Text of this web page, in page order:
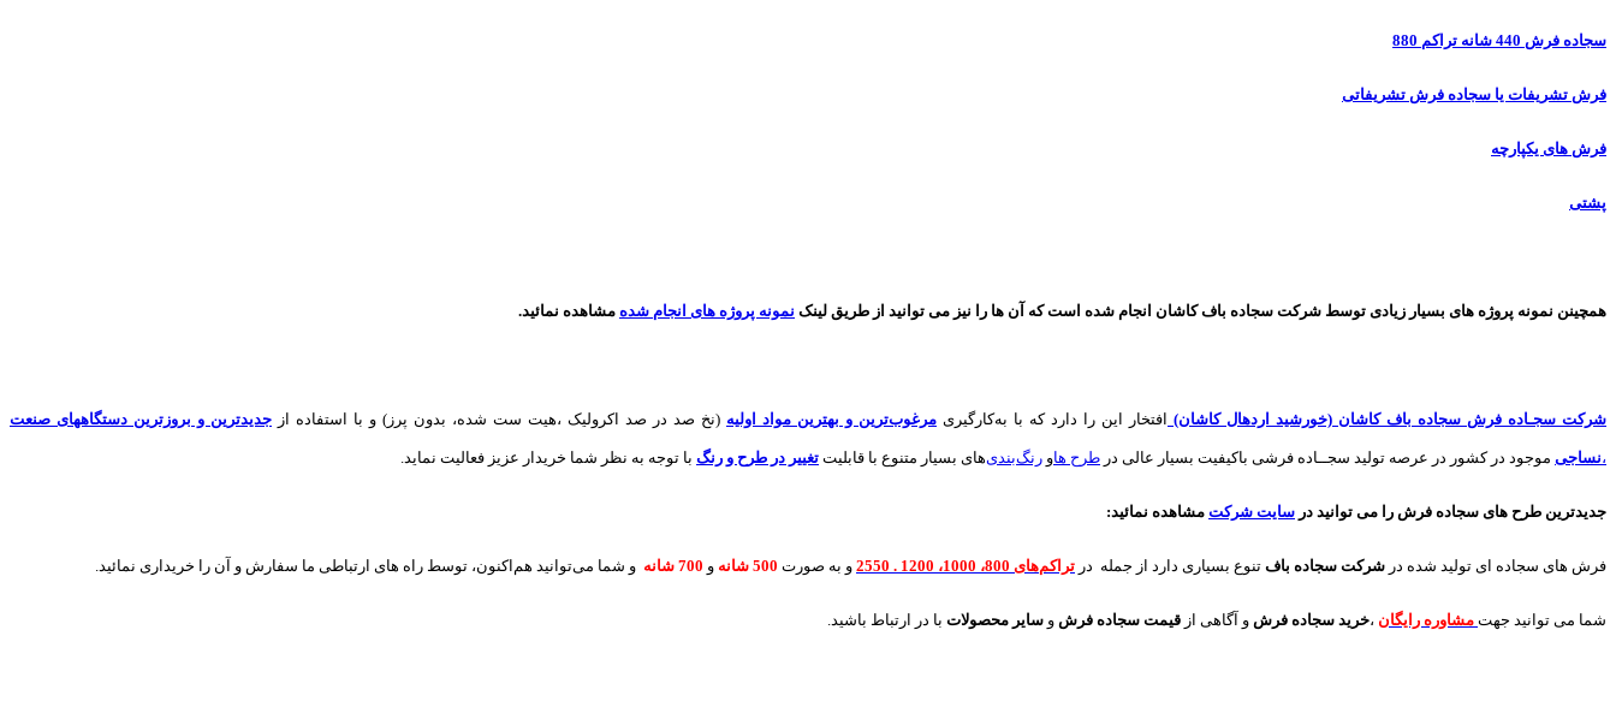
سجاده فرش 440 شانه تراکم 880
فرش تشریفات یا سجاده فرش تشریفاتی
فرش های یکپارچه
پشتی
همچینن نمونه پروژه های بسیار زیادی توسط شرکت سجاده باف کاشان انجام شده است که آن ها را نیز می توانید از طریق لینک نمونه پروژه های انجام شده مشاهده نمائید.
شرکت سجـاده فرش سجاده باف کاشان (خورشید اردهال کاشان) افتخار این را دارد که با به‌کارگیری مرغوب‌ترین و بهترین مواد اولیه (نخ صد در صد اکرولیک ،هیت ست شده، بدون پرز) و با استفاده از جدیدترین و بروزترین دستگاههای صنعت
نساجی، موجود در کشور در عرصه تولید سجــاده فرشی باکیفیت بسیار عالی در طرح هاو های بسیار متنوع با قابلیت تغییر در طرح و رنگ با توجه به نظر شما خریدار عزیز فعالیت نماید.
جدیدترین طرح های سجاده فرش را می توانید در سایت شرکت مشاهده نمائید:
فرش های سجاده ای تولید شده در شرکت سجاده باف تنوع بسیاری دارد از جمله در تراکم‌های 800، 1000، 1200 . 2550 و به صورت 500 شانه و 700 شانه و شما می‌توانید هم‌اکنون، توسط راه های ارتباطی ما سفارش و آن را خریداری نمائید.
شما می توانید جهت مشاوره رایگان ،خرید سجاده فرش و آگاهی از قیمت سجاده فرش و سایر محصولات با در ارتباط باشید.